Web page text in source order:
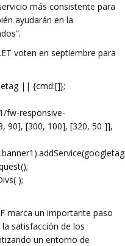
más consistente para
ayudarán en la
voten en septiembre para
|| {cmd:[]};
fw-responsive-
90], [300, 100], [320, 50 ]],
);
marca un importante paso
satisfacción de los
un entorno de